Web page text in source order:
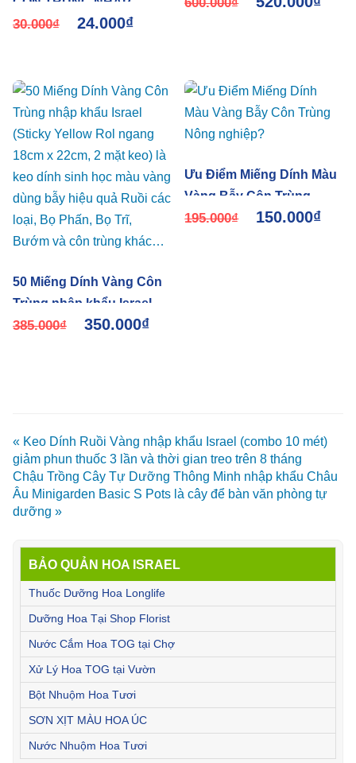
BẢO QUẢN HOA ISRAEL
Thuốc Dưỡng Hoa Longlife
Dưỡng Hoa Tại Shop Florist
Nước Cắm Hoa TOG tại Chợ
Xử Lý Hoa TOG tại Vườn
Bột Nhuộm Hoa Tươi
SƠN XỊT MÀU HOA ÚC
Nước Nhuộm Hoa Tươi
KHẨU SRAEL TRONG
30.000₫ 24.000₫
600.000₫
50 Miếng Dính Vàng Côn
Trùng nhập khẩu Israel
(Sticky Yellow Rol ngang
trùng khác…
385.000₫ 350.000₫
Ưu Điểm Miếng Dính Màu
Vàng Bẫy Côn Trùng
Nông nghiệp?
195.000₫ 150.000₫
« Keo Dính Ruồi Vàng nhập khẩu Israel (combo 10 mét)
giảm phun thuốc 3 lần và thời gian treo trên 8 tháng
Chậu Trồng Cây Tự Dưỡng Thông Minh nhập khẩu Châu
Âu Minigarden Basic S Pots là cây để bàn văn phòng tự
dưỡng »